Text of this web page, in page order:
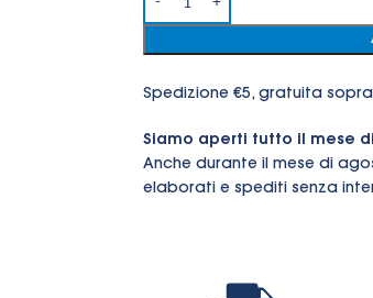
Spedizione €5, gratuita sopra
Siamo aperti tutto il mese
Anche durante il mese di
elaborati e spediti senza